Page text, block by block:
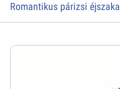
Romantikus párizsi éjszaka